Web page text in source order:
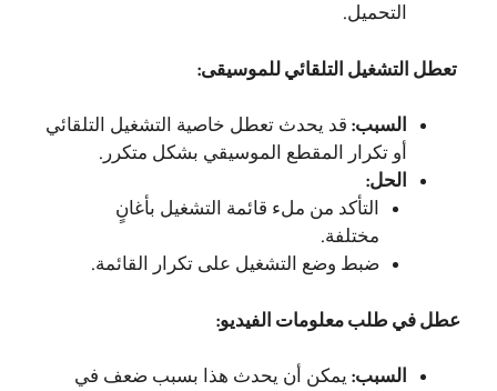
التحميل.
تعطل التشغيل التلقائي للموسيقى:
السبب: قد يحدث تعطل خاصية التشغيل التلقائي
أو تكرار المقطع الموسيقي بشكل متكرر.
الحل:
التأكد من ملء قائمة التشغيل بأغانٍ
مختلفة.
ضبط وضع التشغيل على تكرار القائمة.
عطل في طلب معلومات الفيديو:
السبب: يمكن أن يحدث هذا بسبب ضعف في